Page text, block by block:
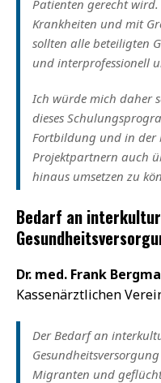
Patienten gerecht
Krankheiten und mit
sollten alle beteiligten
und interprofessionell
Ich würde mich daher
dieses
Fortbildung und in der
Projektpartnern auch
hinaus umsetzen zu
Bedarf an
Dr. med. Frank
Kassenärztlichen
Der Bedarf an
Migranten und